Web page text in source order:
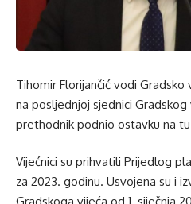
Tihomir Florijančić vodi Gradsko
na posljednjoj sjednici
prethodnik podnio ostavku na
Vijećnici su prihvatili Prijedlog
za 2023. godinu. Usvojena su i